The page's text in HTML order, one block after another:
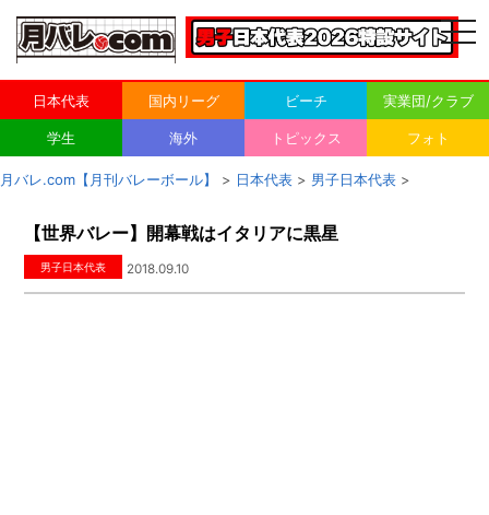
日本代表 国内リーグ ビーチ 実業団/クラブ
学生 海外 トピックス フォト
月バレ.com【月刊バレーボール】 > 日本代表 > 男子日本代表 >
【世界バレー】開幕戦はイタリアに黒星
男子日本代表 2018.09.10